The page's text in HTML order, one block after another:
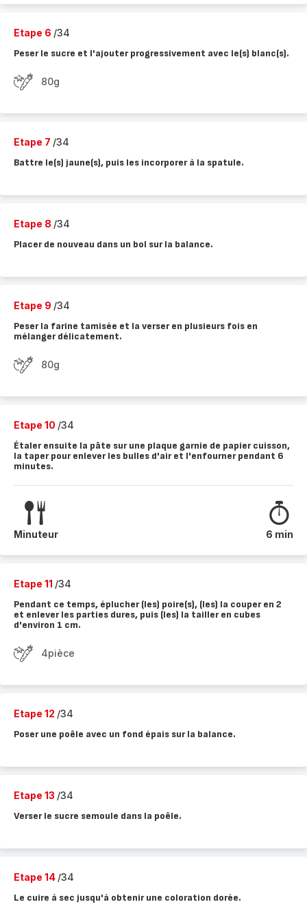
Etape 6 /34
Peser le sucre et l'ajouter progressivement avec le(s) blanc(s).
80g
Etape 7 /34
Battre le(s) jaune(s), puis les incorporer à la spatule.
Etape 8 /34
Placer de nouveau dans un bol sur la balance.
Etape 9 /34
Peser la farine tamisée et la verser en plusieurs fois en
mélanger délicatement.
80g
Etape 10 /34
Étaler ensuite la pâte sur une plaque garnie de papier cuisson,
la taper pour enlever les bulles d'air et l'enfourner pendant 6
minutes.
Minuteur 6 min
Etape 11 /34
Pendant ce temps, éplucher (les) poire(s), (les) la couper en 2
et enlever les parties dures, puis (les) la tailler en cubes
d'environ 1 cm.
4pièce
Etape 12 /34
Poser une poêle avec un fond épais sur la balance.
Etape 13 /34
Verser le sucre semoule dans la poêle.
Etape 14 /34
Le cuire à sec jusqu'à obtenir une coloration dorée.